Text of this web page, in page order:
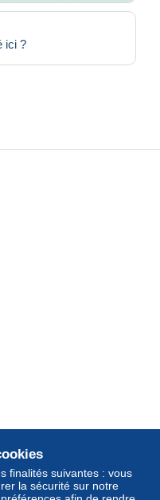
ici ?
finalités suivantes : vous
la sécurité sur notre